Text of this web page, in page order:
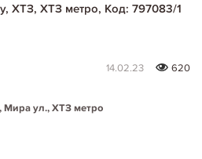
ХТЗ, ХТЗ метро, Код: 797083/1
14.02.23
620
Мира ул., ХТЗ метро